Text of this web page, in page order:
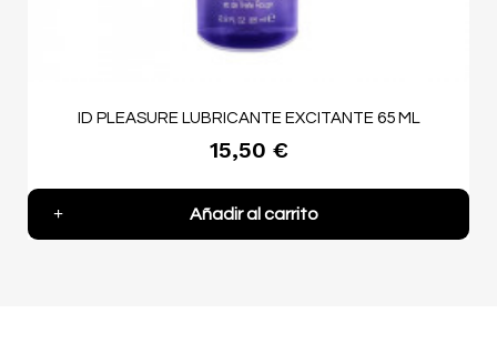
ID PLEASURE LUBRICANTE EXCITANTE 65 ML
15,50 €
Añadir al carrito